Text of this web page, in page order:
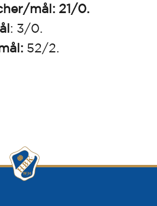
mål: 21/0.
: 3/0.
52/2.